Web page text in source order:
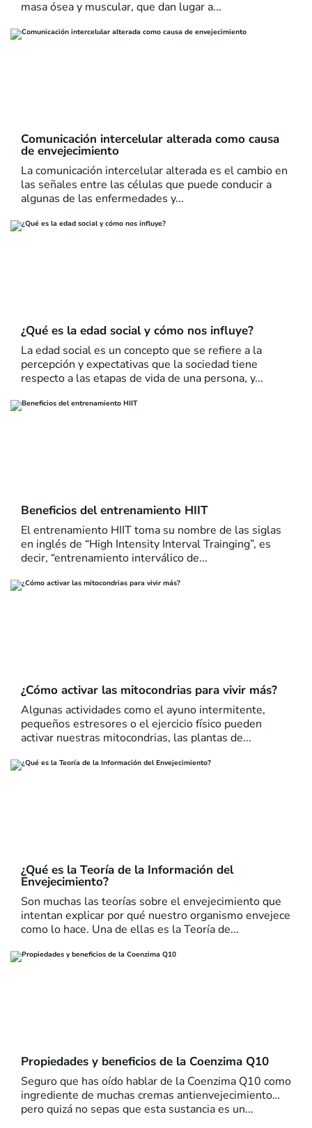
masa ósea y muscular, que dan lugar a...
Comunicación intercelular alterada como causa
de envejecimiento
La comunicación intercelular alterada es el cambio en
las señales entre las células que puede conducir a
algunas de las enfermedades y...
¿Qué es la edad social y cómo nos influye?
La edad social es un concepto que se refiere a la
percepción y expectativas que la sociedad tiene
respecto a las etapas de vida de una persona, y...
Beneficios del entrenamiento HIIT
El entrenamiento HIIT toma su nombre de las siglas
en inglés de “High Intensity Interval Trainging”, es
decir, “entrenamiento interválico de...
¿Cómo activar las mitocondrias para vivir más?
Algunas actividades como el ayuno intermitente,
pequeños estresores o el ejercicio físico pueden
activar nuestras mitocondrias, las plantas de...
¿Qué es la Teoría de la Información del
Envejecimiento?
Son muchas las teorías sobre el envejecimiento que
intentan explicar por qué nuestro organismo envejece
como lo hace. Una de ellas es la Teoría de...
Propiedades y beneficios de la Coenzima Q10
Seguro que has oído hablar de la Coenzima Q10 como
ingrediente de muchas cremas antienvejecimiento…
pero quizá no sepas que esta sustancia es un...